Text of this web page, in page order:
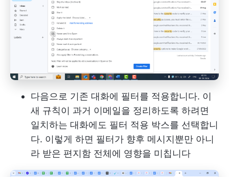
다음으로 기존 대화에 필터를 적용합니다. 이
새 규칙이 과거 이메일을 정리하도록 하려면
일치하는 대화에도 필터 적용 박스를 선택합니
다. 이렇게 하면 필터가 향후 메시지뿐만 아니
라 받은 편지함 전체에 영향을 미칩니다